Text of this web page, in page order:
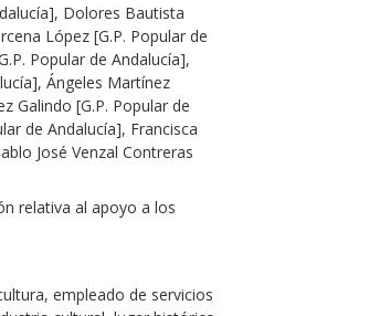
Dolores Bautista
López [G.P. Popular de
Popular de Andalucía],
Ángeles Martínez
Galindo [G.P. Popular de
de Andalucía], Francisca
José Venzal Contreras
relativa al apoyo a los
empleado de servicios